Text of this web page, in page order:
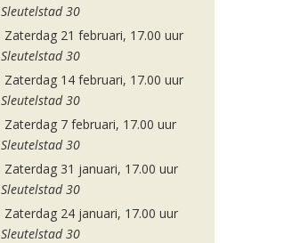
Sleutelstad 30
Zaterdag 21 februari, 17.00 uur
Sleutelstad 30
Zaterdag 14 februari, 17.00 uur
Sleutelstad 30
Zaterdag 7 februari, 17.00 uur
Sleutelstad 30
Zaterdag 31 januari, 17.00 uur
Sleutelstad 30
Zaterdag 24 januari, 17.00 uur
Sleutelstad 30